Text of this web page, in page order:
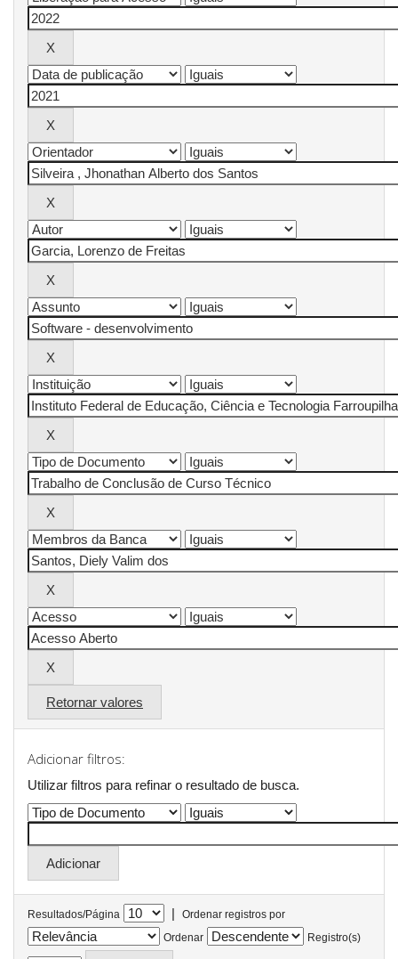
Retornar valores
Adicionar filtros:
Utilizar filtros para refinar o resultado de busca.
Resultados/Página |
Ordenar registros por
Ordenar
Registro(s)